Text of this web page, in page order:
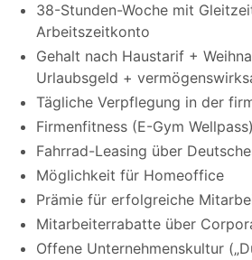
38-Stunden-Woche mit
Arbeitszeitkonto
Gehalt nach Haustarif +
Urlaubsgeld +
Tägliche Verpflegung in der
Firmenfitness (E-Gym
Fahrrad-Leasing über
Möglichkeit für Homeoffice
Prämie für erfolgreiche
Mitarbeiterrabatte über
Offene Unternehmenskultur